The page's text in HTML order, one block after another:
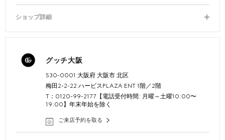
ショップ詳細
グッチ大阪
530-0001 大阪府 大阪市 北区
梅田2-2-22 ハービスPLAZA ENT 1階／2階
T：0120-99-2177【電話受付時間: 月曜～土曜10:00〜
19:00】年末年始を除く
ご来店予約を取る